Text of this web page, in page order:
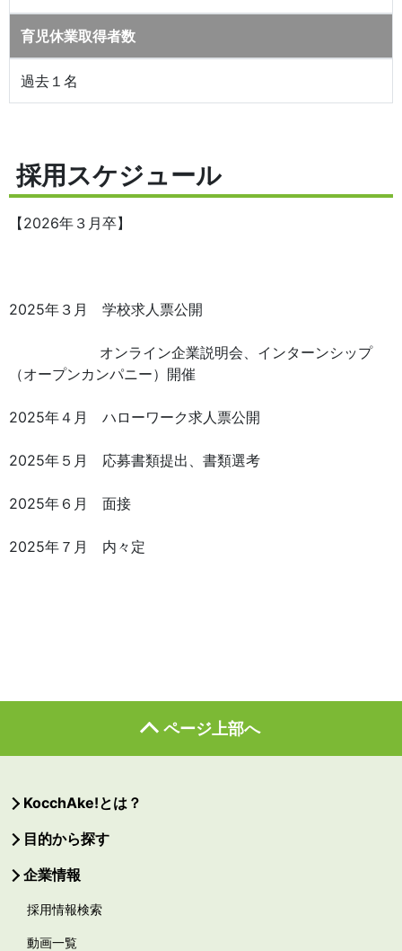
育児休業取得者数
過去１名
採用スケジュール
【2026年３月卒】
2025年３月 学校求人票公開
オンライン企業説明会、インターンシップ
（オープンカンパニー）開催
2025年４月 ハローワーク求人票公開
2025年５月 応募書類提出、書類選考
2025年６月 面接
2025年７月 内々定
ページ上部へ
KocchAke!とは？
目的から探す
企業情報
採用情報検索
動画一覧